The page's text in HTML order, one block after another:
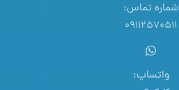
شماره تماس:
09112570511
واتساپ: